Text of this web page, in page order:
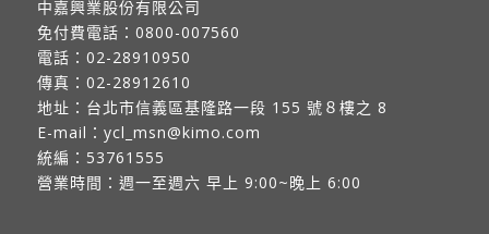
中嘉興業股份有限公司
免付費電話： 0800-007560
電話： 02-28910950
傳真： 02-28912610
地址： 台北市信義區基隆路一段 155 號８樓之 8
E-mail： ycl_msn@kimo.com
統編：53761555
營業時間：週一至週六 早上 9:00~晚上 6:00